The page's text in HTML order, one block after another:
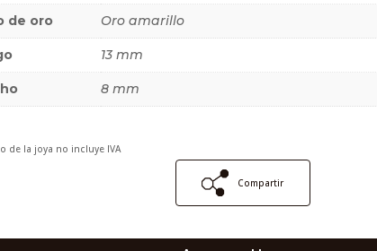
de oro Oro amarillo
13 mm
8 mm
de la joya no incluye IVA
Compartir